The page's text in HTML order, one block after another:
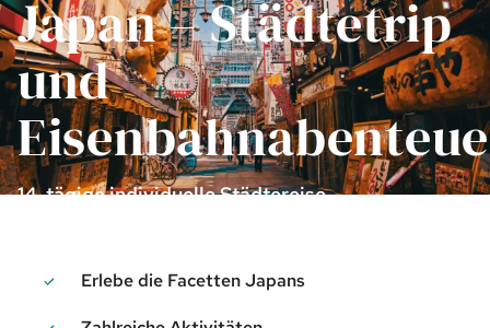
Japan – Städtetrip
und
14-tägige individuelle Städtereise
Erlebe die Facetten Japans